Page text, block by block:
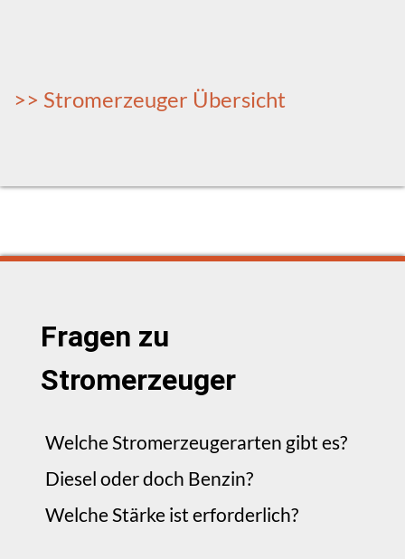
>> Stromerzeuger Übersicht
Fragen zu
Stromerzeuger
Welche Stromerzeugerarten gibt es?
Diesel oder doch Benzin?
Welche Stärke ist erforderlich?